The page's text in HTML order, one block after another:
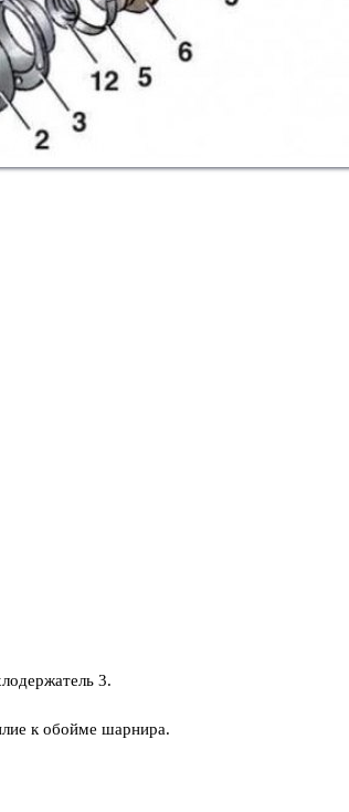
3.
к обойме шарнира.